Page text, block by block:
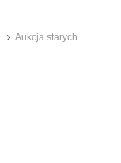
Aukcja starych